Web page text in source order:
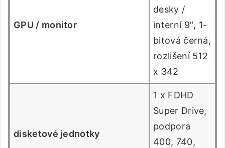
GPU / monitor
desky /
interní 9″, 1-
bitová černá,
rozlišení 512
x 342
disketové jednotky
1 x FDHD
Super Drive,
podpora
400, 740,